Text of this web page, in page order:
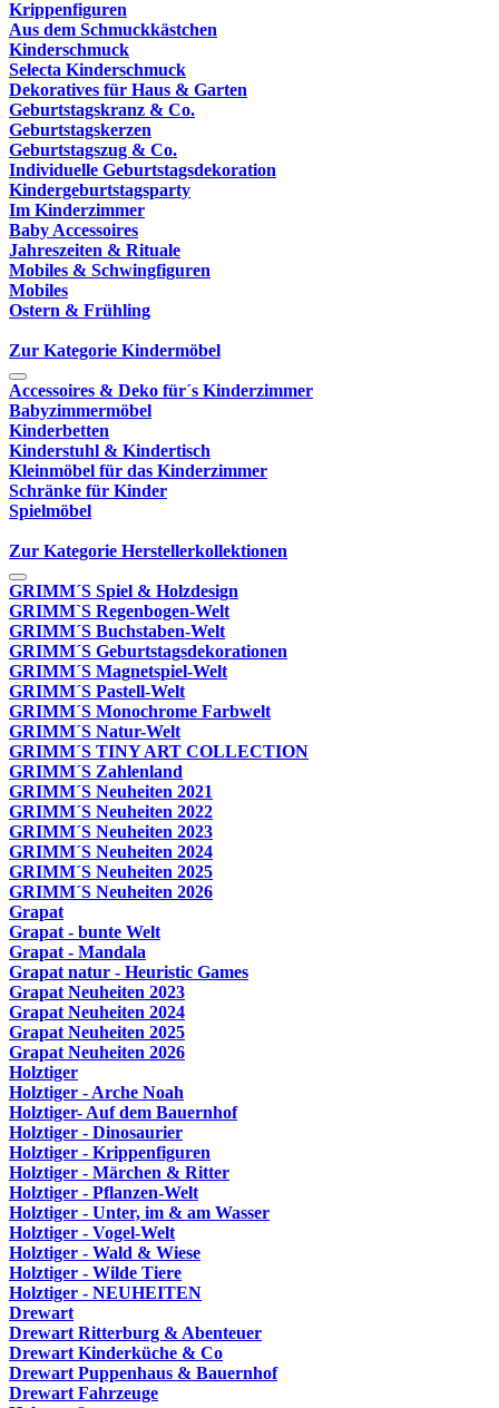
Krippenfiguren
Aus dem Schmuckkästchen
Kinderschmuck
Selecta Kinderschmuck
Dekoratives für Haus & Garten
Geburtstagskranz & Co.
Geburtstagskerzen
Geburtstagszug & Co.
Individuelle Geburtstagsdekoration
Kindergeburtstagsparty
Im Kinderzimmer
Baby Accessoires
Jahreszeiten & Rituale
Mobiles & Schwingfiguren
Mobiles
Ostern & Frühling
Zur Kategorie Kindermöbel
Accessoires & Deko für´s Kinderzimmer
Babyzimmermöbel
Kinderbetten
Kinderstuhl & Kindertisch
Kleinmöbel für das Kinderzimmer
Schränke für Kinder
Spielmöbel
Zur Kategorie Herstellerkollektionen
GRIMM´S Spiel & Holzdesign
GRIMM`S Regenbogen-Welt
GRIMM´S Buchstaben-Welt
GRIMM´S Geburtstagsdekorationen
GRIMM´S Magnetspiel-Welt
GRIMM´S Pastell-Welt
GRIMM´S Monochrome Farbwelt
GRIMM´S Natur-Welt
GRIMM´S TINY ART COLLECTION
GRIMM´S Zahlenland
GRIMM´S Neuheiten 2021
GRIMM´S Neuheiten 2022
GRIMM´S Neuheiten 2023
GRIMM´S Neuheiten 2024
GRIMM´S Neuheiten 2025
GRIMM´S Neuheiten 2026
Grapat
Grapat - bunte Welt
Grapat - Mandala
Grapat natur - Heuristic Games
Grapat Neuheiten 2023
Grapat Neuheiten 2024
Grapat Neuheiten 2025
Grapat Neuheiten 2026
Holztiger
Holztiger - Arche Noah
Holztiger- Auf dem Bauernhof
Holztiger - Dinosaurier
Holztiger - Krippenfiguren
Holztiger - Märchen & Ritter
Holztiger - Pflanzen-Welt
Holztiger - Unter, im & am Wasser
Holztiger - Vogel-Welt
Holztiger - Wald & Wiese
Holztiger - Wilde Tiere
Holztiger - NEUHEITEN
Drewart
Drewart Ritterburg & Abenteuer
Drewart Kinderküche & Co
Drewart Puppenhaus & Bauernhof
Drewart Fahrzeuge